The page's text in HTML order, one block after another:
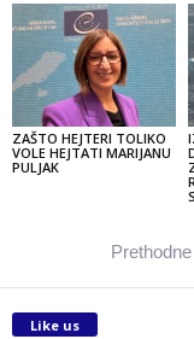
ZAŠTO HEJTERI TOLIKO
VOLE HEJTATI MARIJANU
PULJAK
Like us